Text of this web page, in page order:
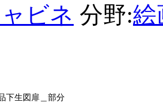
ビネ 分野:絵
下生図扉＿部分